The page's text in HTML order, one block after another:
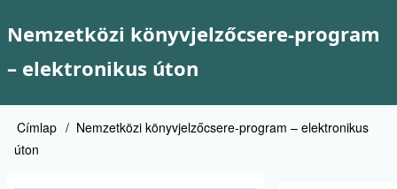
menü
Nemzetközi könyvjelzőcsere-program
– elektronikus úton
Morzsa
Címlap
Nemzetközi könyvjelzőcsere-program – elektronikus
úton